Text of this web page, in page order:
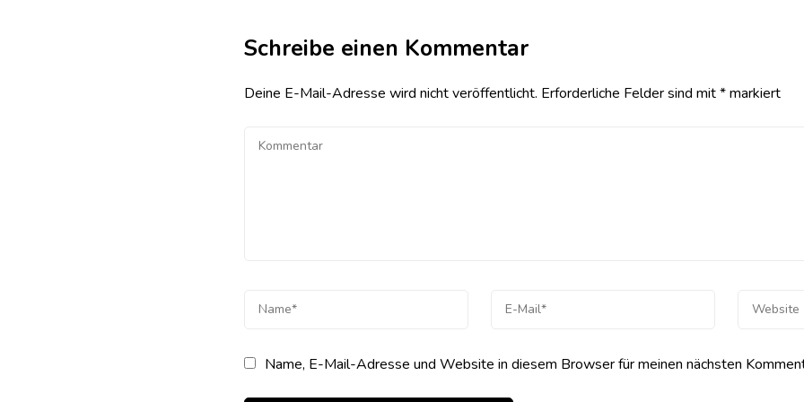
Schreibe einen Kommentar
Deine E-Mail-Adresse wird nicht veröffentlicht. Erforderliche Felder sind mit*markiert
Name, E-Mail-Adresse und Website in diesem Browser für meinen nächsten